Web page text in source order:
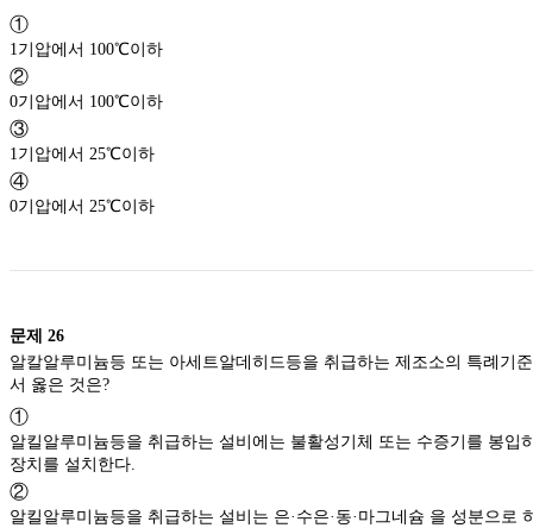
①
1기압에서 100℃이하
②
0기압에서 100℃이하
③
1기압에서 25℃이하
④
0기압에서 25℃이하
문제 26
알칼알루미늄등 또는 아세트알데히드등을 취급하는 제조소의 특례기
①
알킬알루미늄등을 취급하는 설비에는 불활성기체 또는 수증기를 봉입
장치를 설치한다.
②
알킬알루미늄등을 취급하는 설비는 은·수은·동·마그네슘 을 성분으로